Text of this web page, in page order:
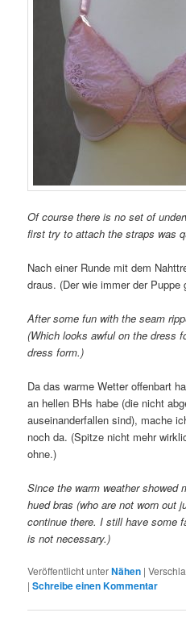
Of course there is no set of
first try to attach the straps was
Nach einer Runde mit dem
draus. (Der wie immer der
After some fun with the seam
(Which looks awful on the dress
dress form.)
Da das warme Wetter offenbart
an hellen BHs habe (die nicht
auseinanderfallen sind), mache
noch da. (Spitze nicht mehr
ohne.)
Since the warm weather showed
hued bras (who are not worn out
continue there. I still have some
is not necessary.)
Veröffentlicht unterNähen |
|Schreibe einen Kommentar